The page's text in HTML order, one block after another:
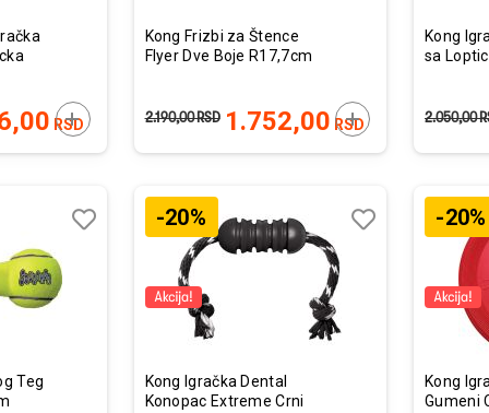
RSD
DODAJTE U KORPU
Kong Frizbi za Štence
Flyer Dve Boje R17,7cm
1.752,00 RSD
2.190,00RSD DODAJTE U
Kong
sa
2.050,00
Teg
Lista
-20%
Kong Igračka Dental
Konopac Extreme Crni
Lista
-20%
Kong
Gumeni